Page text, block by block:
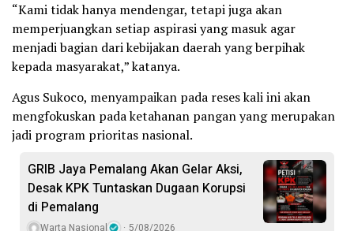
“Kami tidak hanya mendengar, tetapi juga akan
memperjuangkan setiap aspirasi yang masuk agar
menjadi bagian dari kebijakan daerah yang berpihak
kepada masyarakat,” katanya.
Agus Sukoco, menyampaikan pada reses kali ini akan
mengfokuskan pada ketahanan pangan yang merupakan
jadi program prioritas nasional.
GRIB Jaya Pemalang Akan Gelar Aksi,
Desak KPK Tuntaskan Dugaan Korupsi
di Pemalang